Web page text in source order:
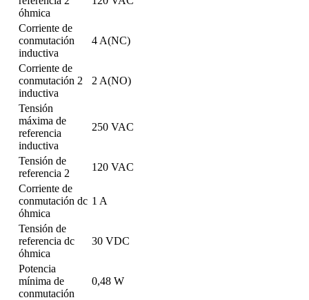
óhmica
Corriente de
conmutación
inductiva
4 A(NC)
Corriente de
conmutación 2
inductiva
2 A(NO)
Tensión
máxima de
referencia
inductiva
250 VAC
Tensión de
referencia 2
120 VAC
Corriente de
conmutación dc
óhmica
1 A
Tensión de
referencia dc
óhmica
30 VDC
Potencia
mínima de
conmutación
0,48 W